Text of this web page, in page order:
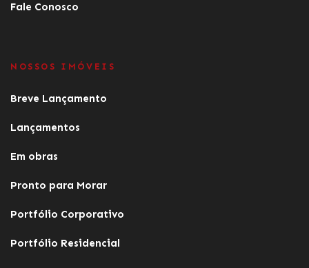
Fale Conosco
NOSSOS IMÓVEIS
Breve Lançamento
Lançamentos
Em obras
Pronto para Morar
Portfólio Corporativo
Portfólio Residencial